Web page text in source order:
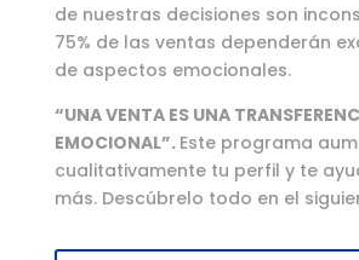
de nuestras decisiones son
75% de las ventas dependerán
de aspectos emocionales.
“UNA VENTA ES UNA
EMOCIONAL”. Este programa
cualitativamente tu perfil y te
más. Descúbrelo todo en el